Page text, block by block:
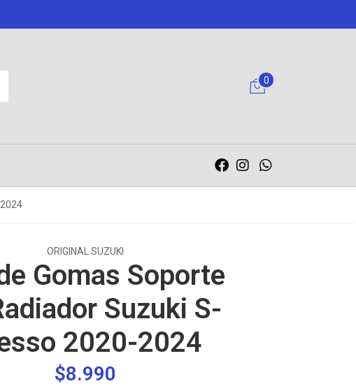
0
ORIGINAL SUZUKI
Gomas Soporte
Suzuki S-
2020-2024
$8.990